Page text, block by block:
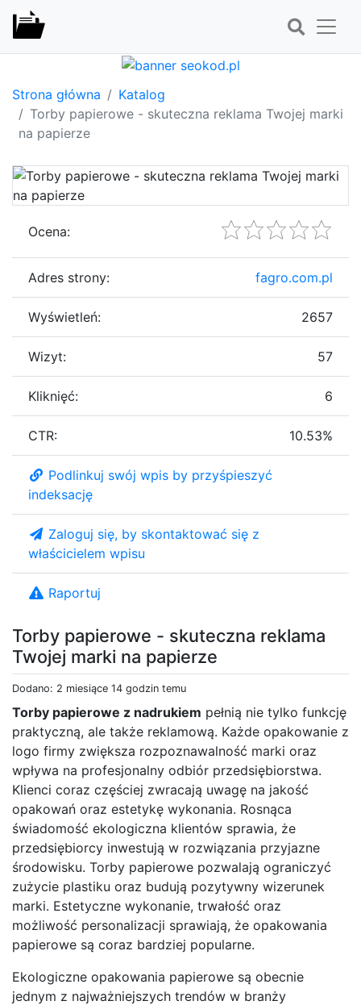
Strona główna
Katalog
Torby papierowe - skuteczna reklama Twojej marki
na papierze
Torby papierowe - skuteczna reklama
Twojej marki na papierze
Dodano: 2 miesiące 14 godzin temu
Torby papierowe z nadrukiem pełnią nie tylko funkcję
praktyczną, ale także reklamową. Każde opakowanie z
logo firmy zwiększa rozpoznawalność marki oraz
wpływa na profesjonalny odbiór przedsiębiorstwa.
Klienci coraz częściej zwracają uwagę na jakość
opakowań oraz estetykę wykonania. Rosnąca
świadomość ekologiczna klientów sprawia, że
przedsiębiorcy inwestują w rozwiązania przyjazne
środowisku. Torby papierowe pozwalają ograniczyć
zużycie plastiku oraz budują pozytywny wizerunek
marki. Estetyczne wykonanie, trwałość oraz
możliwość personalizacji sprawiają, że opakowania
papierowe są coraz bardziej popularne.
Ekologiczne opakowania papierowe są obecnie
jednym z najważniejszych trendów w branży
Ocena:
Adres strony: fagro.com.pl
Wyświetleń: 2657
Wizyt: 57
Kliknięć: 6
CTR: 10.53%
Podlinkuj swój wpis by przyśpieszyć
indeksację
Zaloguj się, by skontaktować się z
właścicielem wpisu
Raportuj